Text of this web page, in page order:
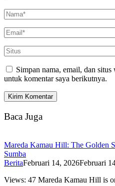
Simpan nama, email, dan
untuk komentar saya berikutnya.
Baca Juga
Mareda Kamau Hill: The Golden
Sumba
BeritaFebruari 14, 2026Februari
Views: 47 Mareda Kamau Hill is